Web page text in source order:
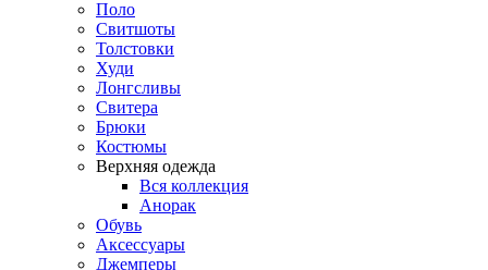
Поло
Свитшоты
Толстовки
Худи
Лонгсливы
Свитера
Брюки
Костюмы
Верхняя одежда
Вся коллекция
Анорак
Обувь
Аксессуары
Джемперы